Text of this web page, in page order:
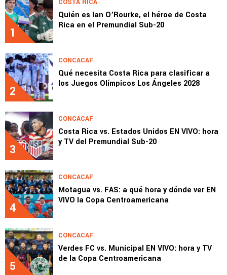
1
Quién es Ian O’Rourke, el héroe de Costa
Rica en el Premundial Sub-20
2
CONCACAF
Qué necesita Costa Rica para clasificar a
los Juegos Olímpicos Los Ángeles 2028
3
CONCACAF
Costa Rica vs. Estados Unidos EN VIVO: hora
y TV del Premundial Sub-20
4
CONCACAF
Motagua vs. FAS: a qué hora y dónde ver EN
VIVO la Copa Centroamericana
5
CONCACAF
Verdes FC vs. Municipal EN VIVO: hora y TV
de la Copa Centroamericana